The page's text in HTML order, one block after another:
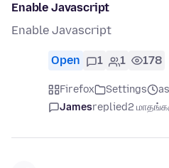
Enable Javascript
Enable Javascript
Open 1 1 178
Firefox Settings
Jamesreplied2